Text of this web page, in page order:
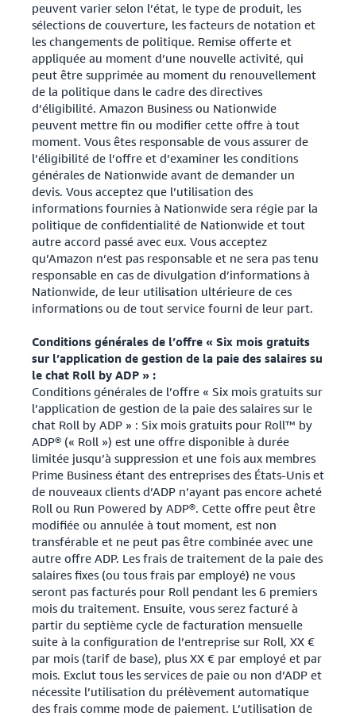
peuvent varier selon l’état, le type de produit, les
sélections de couverture, les facteurs de notation et
les changements de politique. Remise offerte et
appliquée au moment d’une nouvelle activité, qui
peut être supprimée au moment du renouvellement
de la politique dans le cadre des directives
d’éligibilité. Amazon Business ou Nationwide
peuvent mettre fin ou modifier cette offre à tout
moment. Vous êtes responsable de vous assurer de
l’éligibilité de l’offre et d’examiner les conditions
générales de Nationwide avant de demander un
devis. Vous acceptez que l’utilisation des
informations fournies à Nationwide sera régie par la
politique de confidentialité de Nationwide et tout
autre accord passé avec eux. Vous acceptez
qu’Amazon n’est pas responsable et ne sera pas tenu
responsable en cas de divulgation d’informations à
Nationwide, de leur utilisation ultérieure de ces
informations ou de tout service fourni de leur part.
Conditions générales de l’offre « Six mois gratuits
sur l’application de gestion de la paie des salaires su
le chat Roll by ADP » :
Conditions générales de l’offre « Six mois gratuits sur
l’application de gestion de la paie des salaires sur le
chat Roll by ADP » : Six mois gratuits pour Roll™ by
ADP® (« Roll ») est une offre disponible à durée
limitée jusqu’à suppression et une fois aux membres
Prime Business étant des entreprises des États-Unis et
de nouveaux clients d’ADP n’ayant pas encore acheté
Roll ou Run Powered by ADP®. Cette offre peut être
modifiée ou annulée à tout moment, est non
transférable et ne peut pas être combinée avec une
autre offre ADP. Les frais de traitement de la paie des
salaires fixes (ou tous frais par employé) ne vous
seront pas facturés pour Roll pendant les 6 premiers
mois du traitement. Ensuite, vous serez facturé à
partir du septième cycle de facturation mensuelle
suite à la configuration de l’entreprise sur Roll, XX €
par mois (tarif de base), plus XX € par employé et par
mois. Exclut tous les services de paie ou non d’ADP et
nécessite l’utilisation du prélèvement automatique
des frais comme mode de paiement. L’utilisation de